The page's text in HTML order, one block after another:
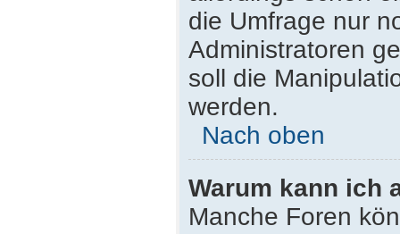
die Umfrage nur
Administratoren
soll die
werden.
Nach oben
Warum kann ich
Manche Foren